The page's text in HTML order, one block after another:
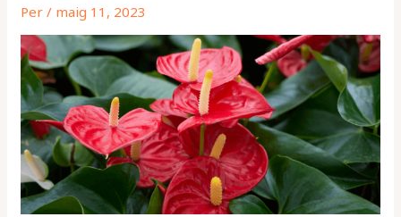
Per / maig 11, 2023